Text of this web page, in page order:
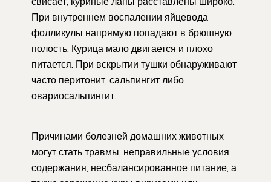
При внутреннем воспалении яйцевода
фолликулы напрямую попадают в брюшную
полость. Курица мало двигается и плохо
питается. При вскрытии тушки обнаруживают
часто перитонит, сальпингит либо
овариосальпингит.
Причинами болезней домашних животных
могут стать травмы, неправильные условия
содержания, несбалансированное питание, а